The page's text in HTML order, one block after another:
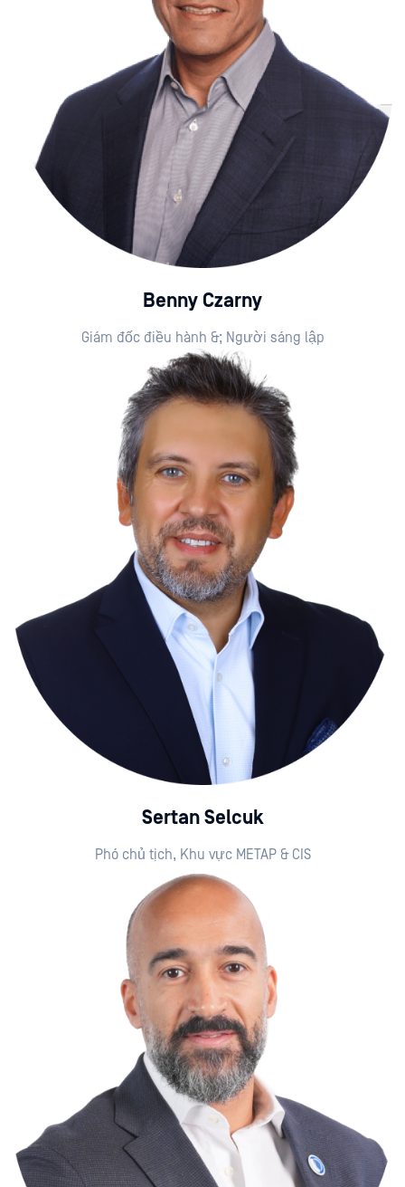
Benny Czarny
Giám đốc điều hành &; Người sáng lập
Sertan Selcuk
Phó chủ tịch, Khu vực METAP & CIS